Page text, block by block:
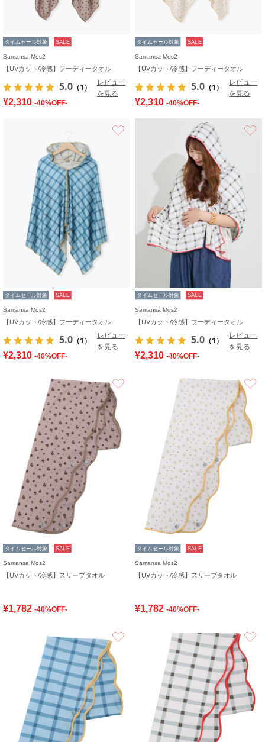
タイムセール対象 SALE
Samansa Mos2
【UVカット/冷感】フーディータオル
5.0 （1）
レビュー
を見る
¥2,310 -40%OFF-
タイムセール対象 SALE
Samansa Mos2
【UVカット/冷感】フーディータオル
5.0 （1）
レビュー
を見る
¥2,310 -40%OFF-
タイムセール対象 SALE
Samansa Mos2
【UVカット/冷感】フーディータオル
5.0 （1）
レビュー
を見る
¥2,310 -40%OFF-
タイムセール対象 SALE
Samansa Mos2
【UVカット/冷感】フーディータオル
5.0 （1）
レビュー
を見る
¥2,310 -40%OFF-
タイムセール対象 SALE
Samansa Mos2
【UVカット/冷感】スリーブタオル
¥1,782 -40%OFF-
タイムセール対象 SALE
Samansa Mos2
【UVカット/冷感】スリーブタオル
¥1,782 -40%OFF-